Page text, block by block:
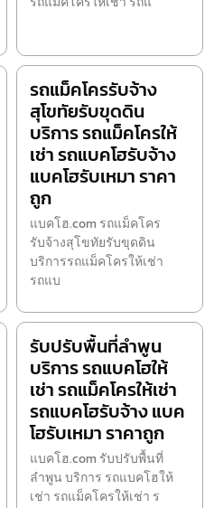
รถแม็คโครรับจ้าง
สุโขทัยรับขุดดิน
บริการ รถแม็คโครให้
เช่า รถแบคโฮรับจ้าง
แบคโฮรับเหมา ราคา
ถูก
แบคโฮ.com รถแม็คโคร
รับจ้างสุโขทัยรับขุดดิน
บริการรถแม็คโครให้เช่า
รถแบ
รับปรับพื้นที่ลำพูน
บริการ รถแบคโฮให้
เช่า รถแม็คโครให้เช่า
รถแบคโฮรับจ้าง แบค
โฮรับเหมา ราคาถูก
แบคโฮ.com รับปรับพื้นที่
ลำพูน บริการ รถแบคโฮให้
เช่า รถแม็คโครให้เช่า ร